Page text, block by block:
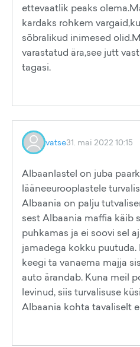
ettevaatlik peaks
kardaks rohkem
sõbralikud inimesed
varastatud ära,see jutt
tagasi.
vatse31. mai 2022 10:15
Albaanlastel on juba
lääneeurooplastele
Albaania on palju
sest Albaania maffia käib
puhkamas ja ei soovi sel
jamadega kokku puutuda.
keegi ta vanaema majja
auto ärandab. Kuna meil
levinud, siis turvalisuse
Albaania kohta tavaliselt